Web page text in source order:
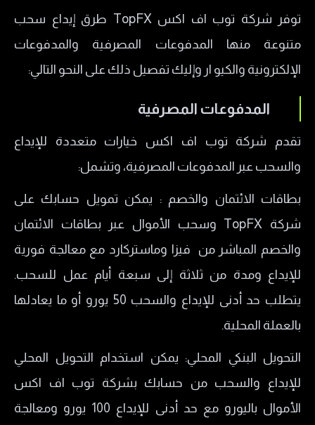
توفر شركة توب اف اكس TopFX طرق إيداع سحب
متنوعة منها المدفوعات المصرفية والمدفوعات
الإلكترونية والكيو ار وإليك تفصيل ذلك على النحو التالي:
المدفوعات المصرفية
تقدم شركة توب اف اكس خيارات متعددة للإيداع
والسحب عبر المدفوعات المصرفية، وتشمل:
بطاقات الائتمان والخصم : يمكن تمويل حسابك على
شركة TopFX وسحب الأموال عبر بطاقات الائتمان
والخصم المباشر من فيزا وماستركارد مع معالجة فورية
للإيداع ومدة من ثلاثة إلى سبعة أيام عمل للسحب.
يتطلب حد أدنى للإيداع والسحب 50 يورو أو ما يعادلها
بالعملة المحلية.
التحويل البنكي المحلي: يمكن استخدام التحويل المحلي
للإيداع والسحب من حسابك بشركة توب اف اكس
الأموال باليورو مع حد أدنى للإيداع 100 يورو ومعالجة